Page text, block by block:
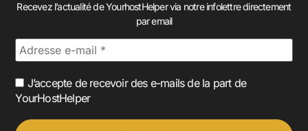
Recevez l’actualité de YourhostHelper via notre infolettre directement
par email
J’accepte de recevoir des e-mails de la part de
YourHostHelper